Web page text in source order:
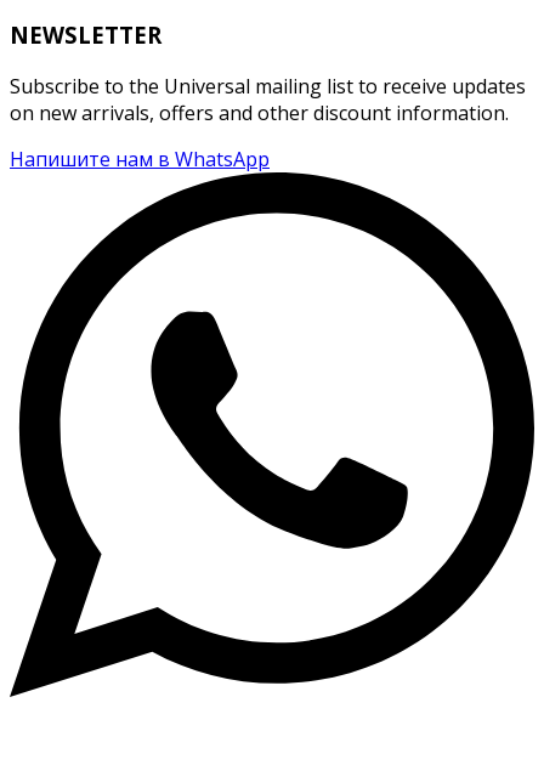
NEWSLETTER
Subscribe to the Universal mailing list to receive updates
on new arrivals, offers and other discount information.
Напишите нам в WhatsApp